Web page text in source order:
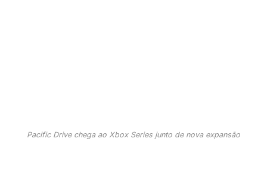
Pacific Drive chega ao Xbox Series junto de nova expansão